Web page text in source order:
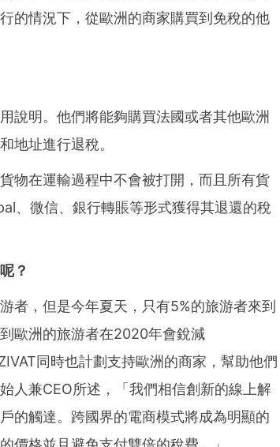
的情況下，從歐洲的商家購買到免稅的他
說明。他們將能夠購買法國或者其他歐洲
地址進行退稅。
物在運輸過程中不會被打開，而且所有貨
、 微信、 銀行轉賬等形式獲得其退還的稅
？
者，但是今年夏天，只有5%的旅游者來到
歐洲的旅游者在2020年會銳減
同時也計劃支持歐洲的商家，幫助他們
人兼CEO所述，
「 我們相信創新的線上解
的觸達。跨國界的電商模式將成為明顯的